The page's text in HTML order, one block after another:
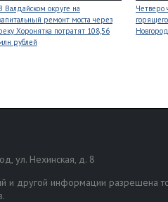
Валдайском округе на
ремонт моста через
Хоронятка потратят 108,56
рублей
Четверо
ул. Нехинская, д. 8
и другой информации разрешена